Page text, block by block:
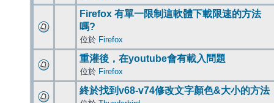
Firefox 有單一限制這軟體下載限速的方法
嗎?
位於 Firefox
重灌後，在youtube會有載入問題
位於 Firefox
終於找到v68-v74修改文字顏色&大小的方法